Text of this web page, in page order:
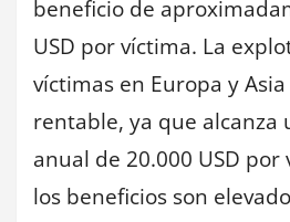
beneficio de
USD por víctima. La
víctimas en Europa y
rentable, ya que alcanza
anual de 20.000 USD
los beneficios son